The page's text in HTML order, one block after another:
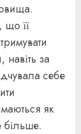
що її
навіть за
себе
як
більше.